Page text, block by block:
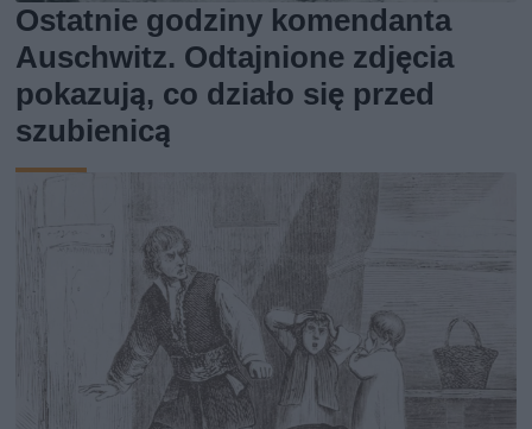
Ostatnie godziny komendanta
Auschwitz. Odtajnione zdjęcia
pokazują, co działo się przed
szubienicą